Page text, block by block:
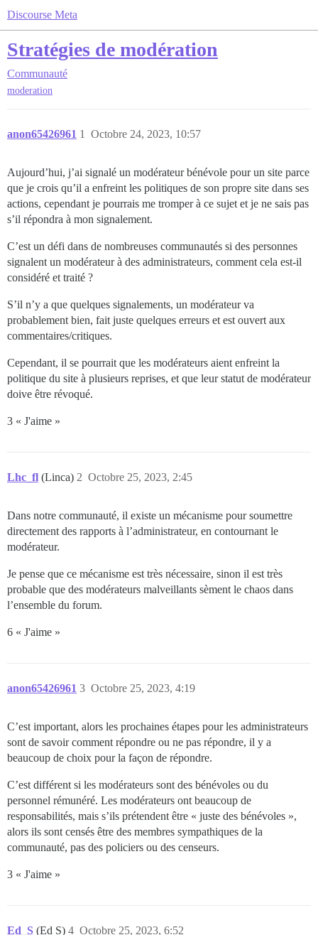
Discourse Meta
Stratégies de modération
Communauté
moderation
anon65426961 Octobre 24, 2023, 10:57
1
Aujourd’hui, j’ai signalé un modérateur bénévole pour un site parce
que je crois qu’il a enfreint les politiques de son propre site dans ses
actions, cependant je pourrais me tromper à ce sujet et je ne sais pas
s’il répondra à mon signalement.
C’est un défi dans de nombreuses communautés si des personnes
signalent un modérateur à des administrateurs, comment cela est-il
considéré et traité ?
S’il n’y a que quelques signalements, un modérateur va
probablement bien, fait juste quelques erreurs et est ouvert aux
commentaires/critiques.
Cependant, il se pourrait que les modérateurs aient enfreint la
politique du site à plusieurs reprises, et que leur statut de modérateur
doive être révoqué.
3 « J'aime »
Lhc_fl (Linca) Octobre 25, 2023, 2:45
2
Dans notre communauté, il existe un mécanisme pour soumettre
directement des rapports à l’administrateur, en contournant le
modérateur.
Je pense que ce mécanisme est très nécessaire, sinon il est très
probable que des modérateurs malveillants sèment le chaos dans
l’ensemble du forum.
6 « J'aime »
anon65426961 Octobre 25, 2023, 4:19
3
C’est important, alors les prochaines étapes pour les administrateurs
sont de savoir comment répondre ou ne pas répondre, il y a
beaucoup de choix pour la façon de répondre.
C’est différent si les modérateurs sont des bénévoles ou du
personnel rémunéré. Les modérateurs ont beaucoup de
responsabilités, mais s’ils prétendent être « juste des bénévoles »,
alors ils sont censés être des membres sympathiques de la
communauté, pas des policiers ou des censeurs.
3 « J'aime »
Ed_S (Ed S) Octobre 25, 2023, 6:52
4